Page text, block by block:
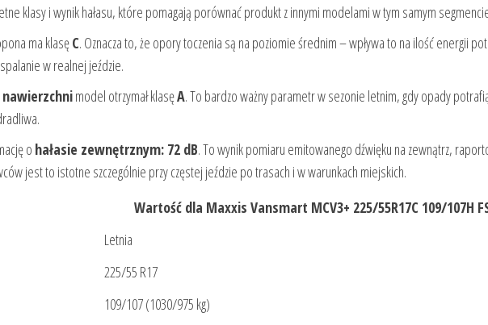
klasy i wynik hałasu, które pomagają porównać produkt z innymi modelami w tym samym
ma klasęC. Oznacza to, że opory toczenia są na poziomie średnim – wpływa to na ilość energii
w realnej jeździe.
model otrzymał klasęA. To bardzo ważny parametr w sezonie letnim, gdy opady
o hałasie zewnętrznym: 72 dB. To wynik pomiaru emitowanego dźwięku na zewnątrz,
jest to istotne szczególnie przy częstej jeździe po trasach i w warunkach miejskich.
Wartość dla Maxxis Vansmart MCV3+ 225/55R17C 109/107H
Letnia
225/55 R17
109/107 (1030/975 kg)